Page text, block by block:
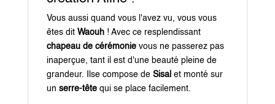
Vous aussi quand vous l'avez vu, vous vous
êtes dit Waouh ! Avec ce resplendissant
chapeau de cérémonievous ne passerez pas
inaperçue, tant il est d'une beauté pleine de
grandeur. Ilse compose de Sisal et monté sur
un serre-têtequi se place facilement.